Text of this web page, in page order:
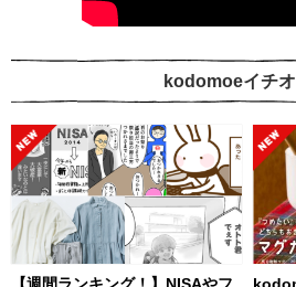
kodomoeイチオ
【週間ランキング！】NISAやフ